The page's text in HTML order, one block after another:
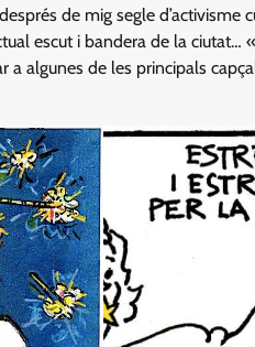
de mig segle
escut i bandera de la
a algunes de les principals